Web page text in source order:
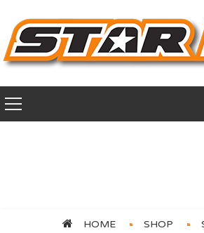
HOME SHOP